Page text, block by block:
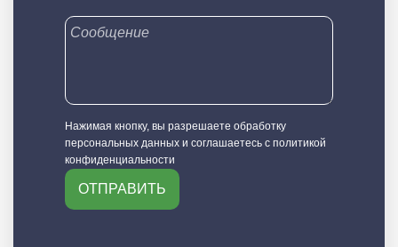
Нажимая кнопку, вы разрешаете обработку
персональных данных и соглашаетесь с политикой
конфиденциальности
ОТПРАВИТЬ